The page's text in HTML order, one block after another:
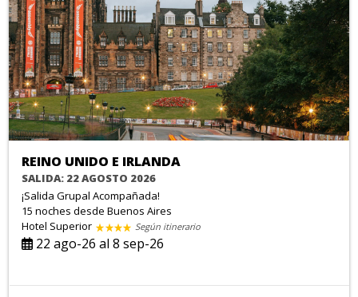
REINO UNIDO E IRLANDA
SALIDA: 22 AGOSTO 2026
¡Salida Grupal Acompañada!
15 nochesdesde Buenos Aires
Hotel Superior
Según itinerario
22 ago-26 al 8 sep-26